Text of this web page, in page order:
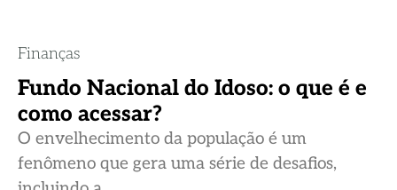
Finanças
Fundo Nacional do Idoso: o que é e
como acessar?
O envelhecimento da população é um
fenômeno que gera uma série de desafios,